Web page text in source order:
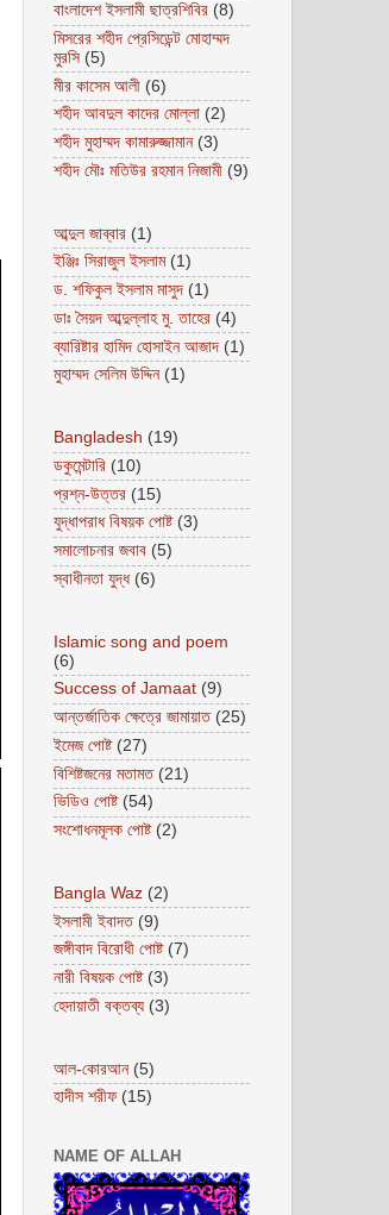
বাংলাদেশ ইসলামী ছাত্রশিবির (8)
মিসরের শহীদ প্রেসিডেন্ট মোহাম্মদ
মুরসি (5)
মীর কাসেম আলী (6)
শহীদ আবদুল কাদের মোল্লা (2)
শহীদ মুহাম্মদ কামারুজ্জামান (3)
শহীদ মৌঃ মতিউর রহমান নিজামী (9)
আব্দুল জাব্বার (1)
ইঞ্জিঃ সিরাজুল ইসলাম (1)
ড. শফিকুল ইসলাম মাসুদ (1)
ডাঃ সৈয়দ আব্দুল্লাহ মু. তাহের (4)
ব্যারিষ্টার হামিদ হোসাইন আজাদ (1)
মুহাম্মদ সেলিম উদ্দিন (1)
Bangladesh (19)
ডকুমেন্টারি (10)
প্রশ্ন-উত্তর (15)
যুদ্ধাপরাধ বিষয়ক পোষ্ট (3)
সমালোচনার জবাব (5)
স্বাধীনতা যুদ্ধ (6)
Islamic song and poem
(6)
Success of Jamaat (9)
আন্তর্জাতিক ক্ষেত্রে জামায়াত (25)
ইমেজ পোষ্ট (27)
বিশিষ্টজনের মতামত (21)
ভিডিও পোষ্ট (54)
সংশোধনমূলক পোষ্ট (2)
Bangla Waz (2)
ইসলামী ইবাদত (9)
জঙ্গীবাদ বিরোধী পোষ্ট (7)
নারী বিষয়ক পোষ্ট (3)
হেদায়াতী বক্তব্য (3)
আল-কোরআন (5)
হাদীস শরীফ (15)
NAME OF ALLAH